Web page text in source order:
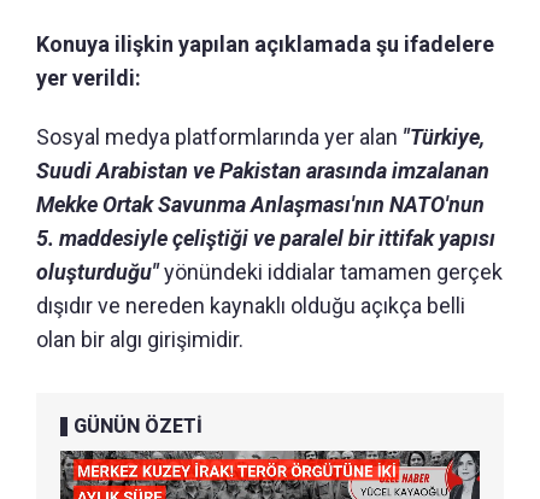
Konuya ilişkin yapılan açıklamada şu ifadelere
yer verildi:
Sosyal medya platformlarında yer alan "Türkiye,
Suudi Arabistan ve Pakistan arasında imzalanan
Mekke Ortak Savunma Anlaşması'nın NATO'nun
5. maddesiyle çeliştiği ve paralel bir ittifak yapısı
oluşturduğu"yönündeki iddialar tamamen gerçek
dışıdır ve nereden kaynaklı olduğu açıkça belli
olan bir algı girişimidir.
GÜNÜN ÖZETİ